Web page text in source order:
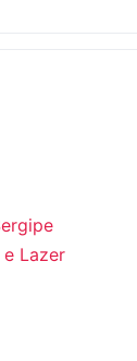
Lazer